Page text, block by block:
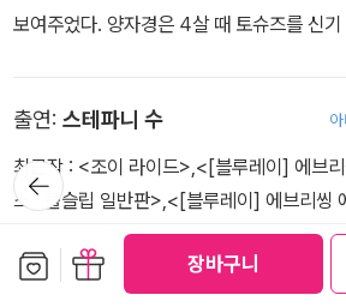
장바구니
보여주었다. 양자경은 4살 때 토슈즈를 신
다. 이후 양자경은 창조 예술분야에서 예술학 석사 학위를 받기 위해
영국에서 공부를 계속한다. 20살 때는 말레
레이시아 1위에 입상한다. 연예계 데뷔는 미
작품이 바로 여성 액션물 <예스마담>인데
리즈를 통해 큰 인기를 얻게 된다. 모두 3편
출연: 스테파니 수
최근작 : <조이 라이드>,<[블루레이] 에브
스 : 풀슬립 일반판>,<[블루레이] 에브리씽
300장 한정판 독점 스틸북 쿼터슬립>… 총
영화배우. <에브리씽 에브리웨어 올 앳 원스>
뒤로가
기